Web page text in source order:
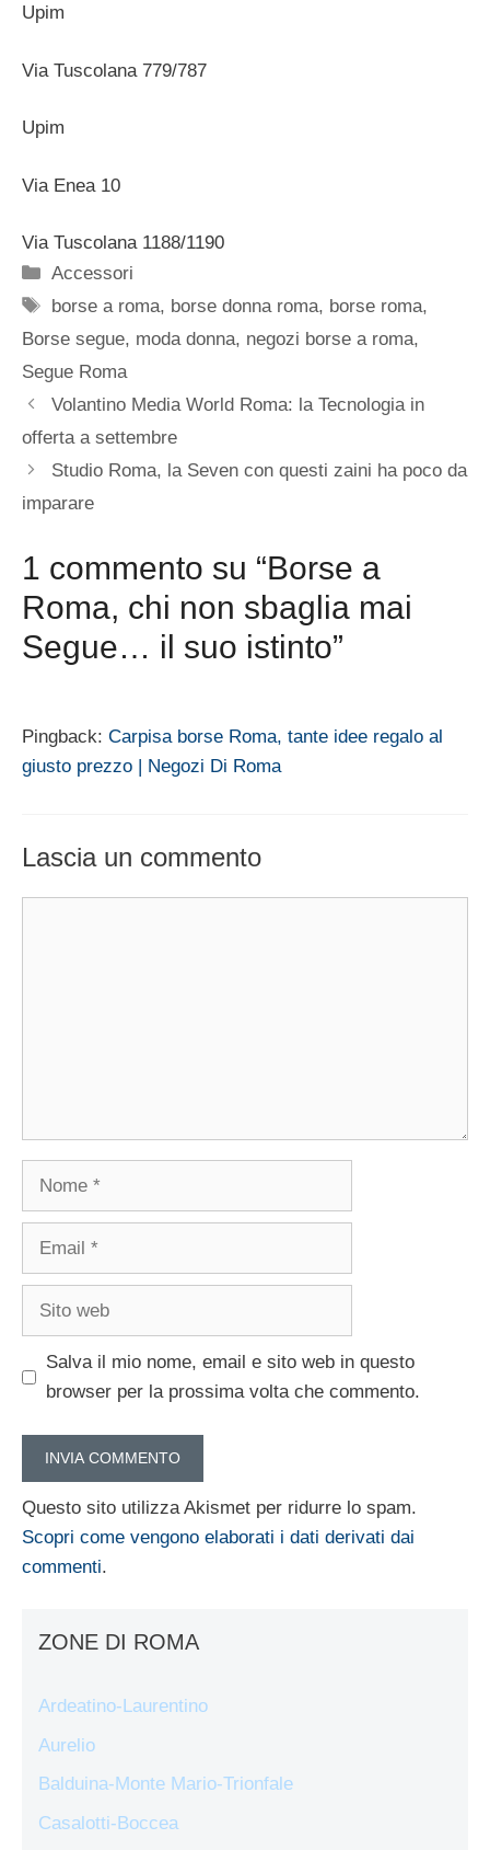
Upim
Via Tuscolana 779/787
Upim
Via Enea 10
Via Tuscolana 1188/1190
Categorie
Accessori
Tag
borse a roma, borse donna roma, borse roma,
Borse segue, moda donna, negozi borse a roma,
Segue Roma
Volantino Media World Roma: la Tecnologia in
offerta a settembre
Studio Roma, la Seven con questi zaini ha poco da
imparare
1 commento su “Borse a
Roma, chi non sbaglia mai
Segue… il suo istinto”
Pingback: Carpisa borse Roma, tante idee regalo al
giusto prezzo | Negozi Di Roma
Lascia un commento
Nome
Email
Sito
Salva il mio nome, email e sito web in questo
browser per la prossima volta che commento.
Questo sito utilizza Akismet per ridurre lo spam.
Scopri come vengono elaborati i dati derivati dai
commenti.
ZONE DI ROMA
Ardeatino-Laurentino
Aurelio
Balduina-Monte Mario-Trionfale
Casalotti-Boccea